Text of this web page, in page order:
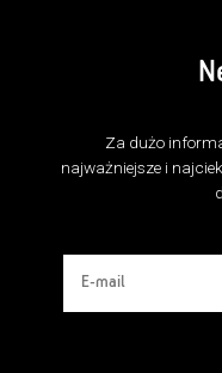
Za dużo
najważniejsze i